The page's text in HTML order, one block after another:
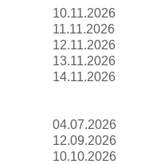
10.11.2026
11.11.2026
12.11.2026
13.11.2026
14.11.2026
04.07.2026
12.09.2026
10.10.2026